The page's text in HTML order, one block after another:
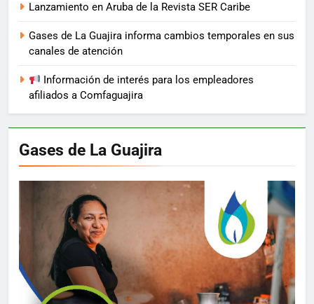
Lanzamiento en Aruba de la Revista SER Caribe
Gases de La Guajira informa cambios temporales en sus
canales de atención
Información de interés para los empleadores
afiliados a Comfaguajira
Gases de La Guajira